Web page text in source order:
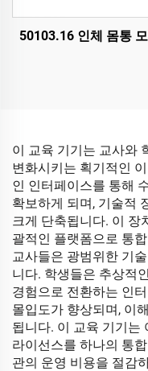
50103.16 인체 몸통
이 교육 기기는 교사와
변화시키는 획기적인
인 인터페이스를 통해
확보하게 되며, 기술적
크게 단축됩니다. 이 장
괄적인 플랫폼으로 통
교사들은 광범위한 기
니다. 학생들은 추상적
경험으로 전환하는 인
몰입도가 향상되며, 이
됩니다. 이 교육 기기는
라이선스를 하나의 통
관의 운영 비용을 절감